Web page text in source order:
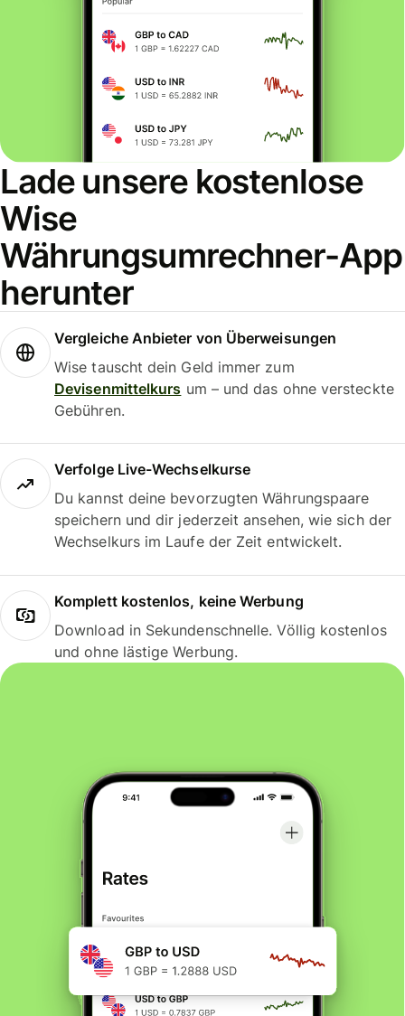
Lade unsere kostenlose
Wise
Währungsumrechner-App
herunter
Vergleiche Anbieter von Überweisungen
Wise tauscht dein Geld immer zum
Devisenmittelkurs um – und das ohne versteckte
Gebühren.
Verfolge Live-Wechselkurse
Du kannst deine bevorzugten Währungspaare
speichern und dir jederzeit ansehen, wie sich der
Wechselkurs im Laufe der Zeit entwickelt.
Komplett kostenlos, keine Werbung
Download in Sekundenschnelle. Völlig kostenlos
und ohne lästige Werbung.